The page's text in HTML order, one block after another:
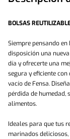
BOLSAS
Siempre pensando
disposición una
día y ofrecerte una
segura y eficiente
vacío de Fensa.
pérdida de humedad,
alimentos.
Ideales para que tus
marinados